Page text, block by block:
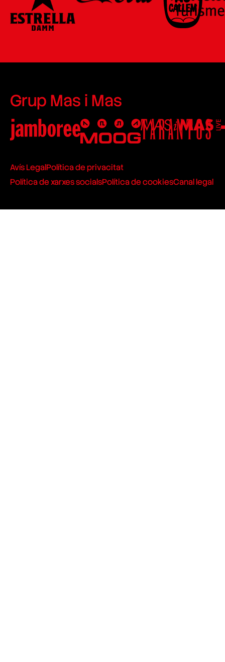
Grup Mas i Mas
Avís LegalPolítica de privacitat
Política de xarxes socialsPolítica de cookiesCanal legal